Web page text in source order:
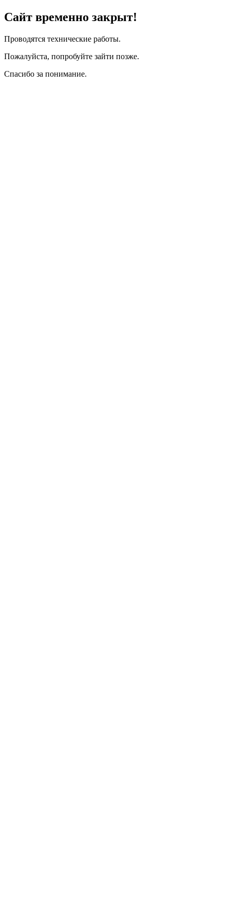
Сайт временно закрыт!
Проводятся технические работы.
Пожалуйста, попробуйте зайти позже.
Спасибо за понимание.